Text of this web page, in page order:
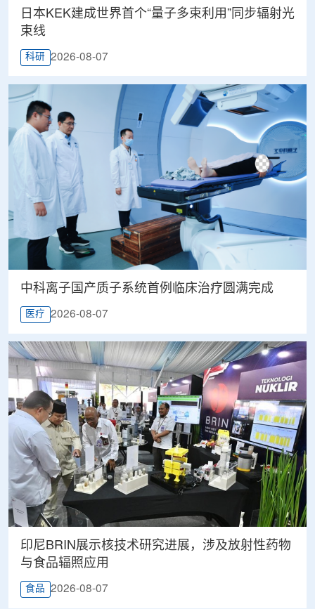
日本KEK建成世界首个“量子多束利用”同步辐射光
束线
科研 2026-08-07
中科离子国产质子系统首例临床治疗圆满完成
医疗 2026-08-07
印尼BRIN展示核技术研究进展，涉及放射性药物
与食品辐照应用
食品 2026-08-07